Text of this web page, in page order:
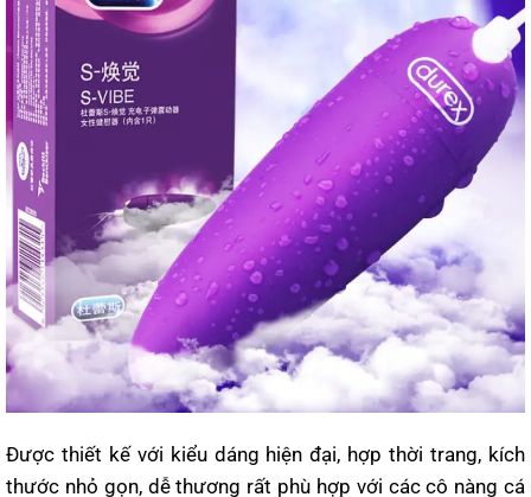
Được thiết kế với kiểu dáng hiện đại, hợp thời trang, kích
thước nhỏ gọn, dễ thương rất phù hợp với các cô nàng cá